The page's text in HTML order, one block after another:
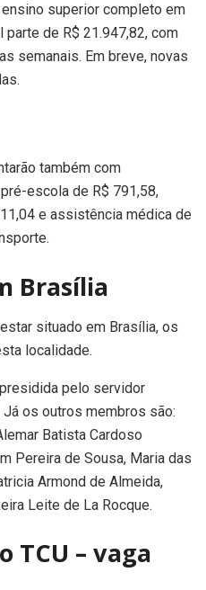
superior completo em
parte de R$ 21.947,82, com
semanais. Em breve, novas
também com
escola de R$ 791,58,
e assistência médica de
Brasília
situado em Brasília, os
localidade.
pelo servidor
os outros membros são:
Batista Cardoso
Pereira de Sousa, Maria das
Armond de Almeida,
Leite de La Rocque.
TCU – vaga